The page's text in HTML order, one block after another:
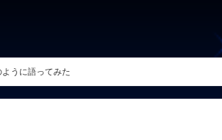
うに語ってみた